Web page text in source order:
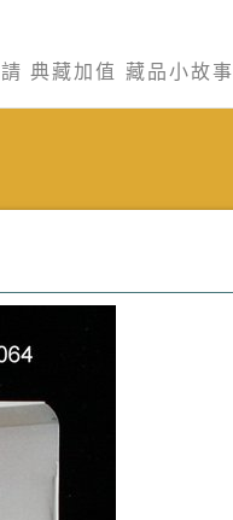
典藏加值 藏品小故事